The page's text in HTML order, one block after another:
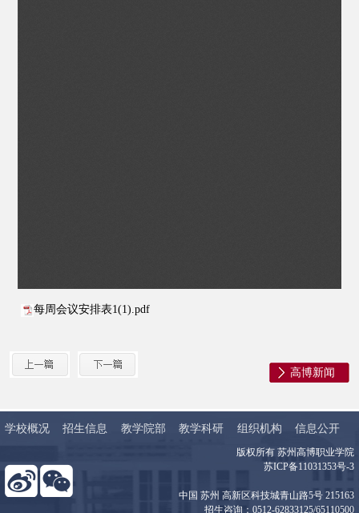
每周会议安排表1(1).pdf
高博新闻
学校概况 招生信息 教学院部 教学科研 组织机构 信息公开
版权所有 苏州高博职业学院
苏ICP备11031353号-3
中国 苏州 高新区科技城青山路5号 215163
招生咨询：0512-62833125/65110500